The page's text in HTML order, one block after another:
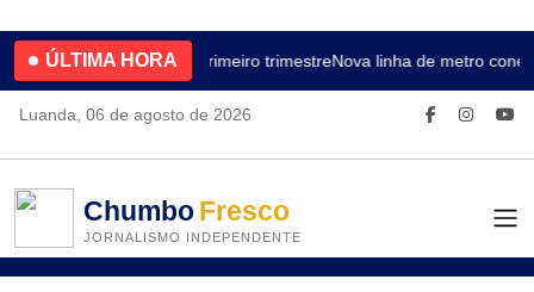
ÚLTIMA HORA4.2% no primeiro trimestreNova linha de metro
Luanda, 06 de agosto de 2026
ChumboFresco
JORNALISMO INDEPENDENTE